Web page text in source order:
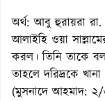
অর্থ: আবু হুরায়রা রা.
আলাইহি ওয়া
করল। তিনি তাকে
তাহলে দরিদ্রকে
(মুসনাদে আহমাদ: